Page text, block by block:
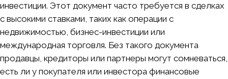
инвестиции. Этот документ часто требуется в сделках
с высокими ставками, таких как операции с
недвижимостью, бизнес-инвестиции или
международная торговля. Без такого документа
продавцы, кредиторы или партнеры могут сомневаться,
есть ли у покупателя или инвестора финансовые